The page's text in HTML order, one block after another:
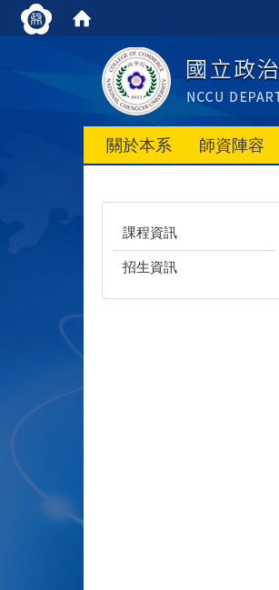
關於本系 師資陣容
課程資訊
招生資訊